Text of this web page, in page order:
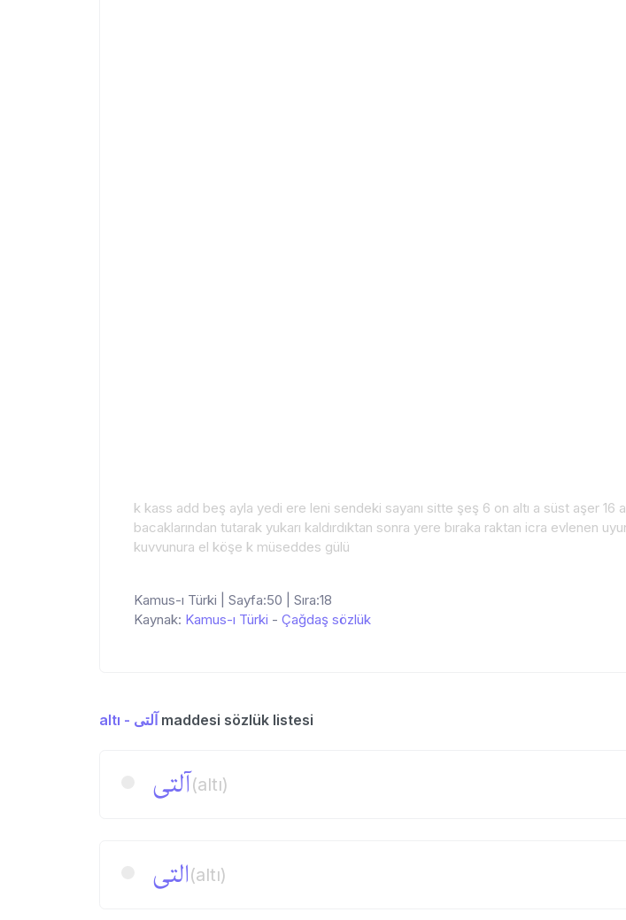
k kass add beş ayla yedi ere leni sendeki sayanı sitte şeş 6 on altı a süst aşer 16
bacaklarından tutarak yukarı kaldırdıktan sonra yere bıraka raktan icra
kuvvunura el köşe k müseddes gülü
Kamus-ı Türki | Sayfa:50 | Sıra:18
Kaynak: Kamus-ı Türki - Çağdaş sözlük
altı - آلتی maddesi sözlük listesi
آلتی(altı)
التی(altı)